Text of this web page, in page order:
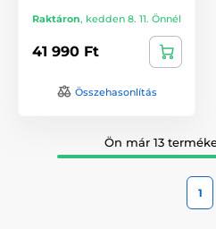
Raktáron, kedden 8. 11. Önnél
41 990 Ft
Összehasonlítás
Ön már 13
1